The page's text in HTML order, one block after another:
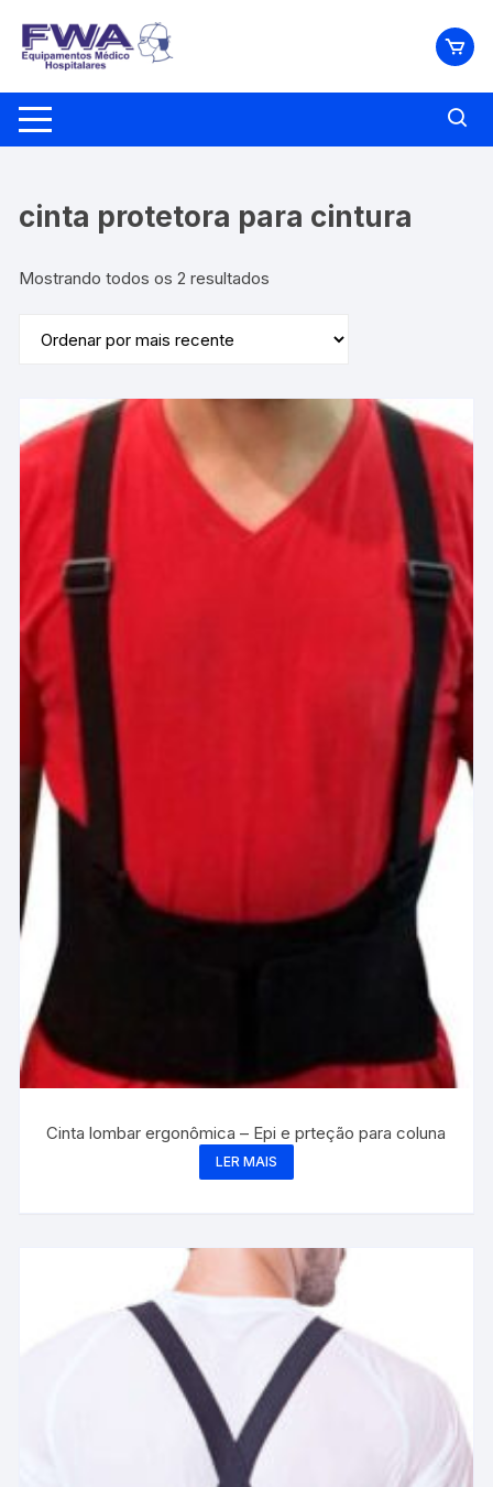
para
conteúdo
cinta protetora para cintura
Mostrando todos os 2 resultados
Cinta lombar ergonômica – Epi e prteção para coluna
LER MAIS